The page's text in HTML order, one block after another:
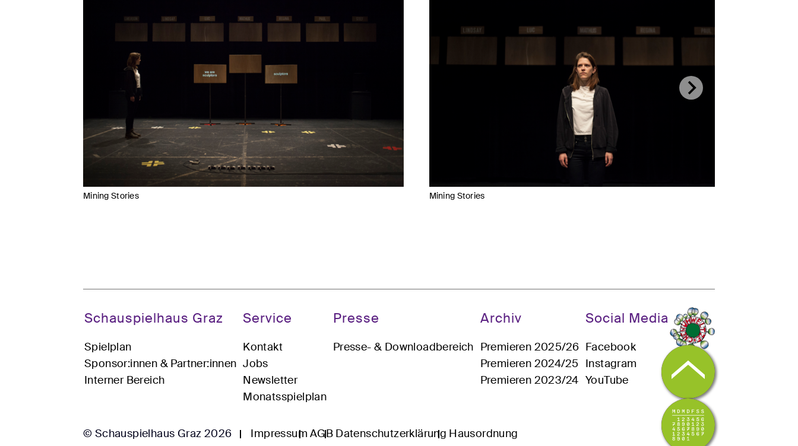
Mining Stories Mining Stories
Schauspielhaus Graz
Spielplan
Sponsor:innen & Partner:innen
Interner Bereich
Service
Kontakt
Jobs
Newsletter
Monatsspielplan
Presse
Presse- & Downloadbereich
Archiv
Premieren 2025/26
Premieren 2024/25
Premieren 2023/24
Social Media
Facebook
Instagram
YouTube
© Schauspielhaus Graz 2026 Impressum AGB Datenschutzerklärung Hausordnung